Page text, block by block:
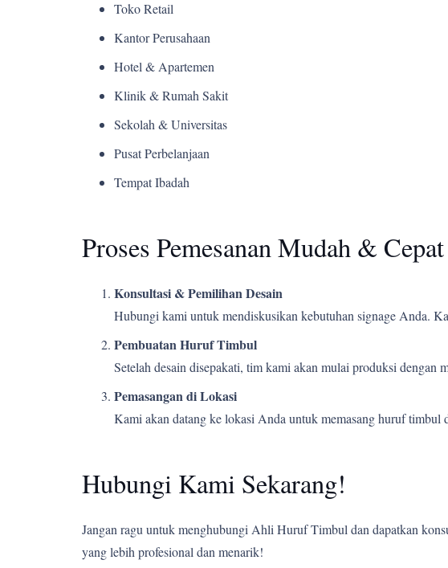
Toko Retail
Kantor Perusahaan
Hotel & Apartemen
Klinik & Rumah Sakit
Sekolah & Universitas
Pusat Perbelanjaan
Tempat Ibadah
Proses Pemesanan Mudah & Cepat
Konsultasi & Pemilihan Desain
Hubungi kami untuk mendiskusikan kebutuhan signage Anda.
Pembuatan Huruf Timbul
Setelah desain disepakati, tim kami akan mulai produksi dengan
Pemasangan di Lokasi
Kami akan datang ke lokasi Anda untuk memasang huruf timbul
Hubungi Kami Sekarang!
Jangan ragu untuk menghubungi Ahli Huruf Timbul dan dapatkan
yang lebih profesional dan menarik!